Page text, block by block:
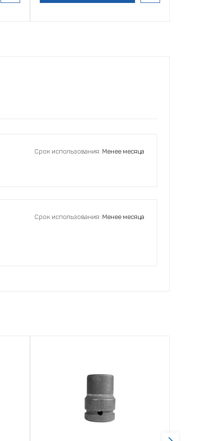
Срок использования: Менее месяца
Срок использования: Менее месяца